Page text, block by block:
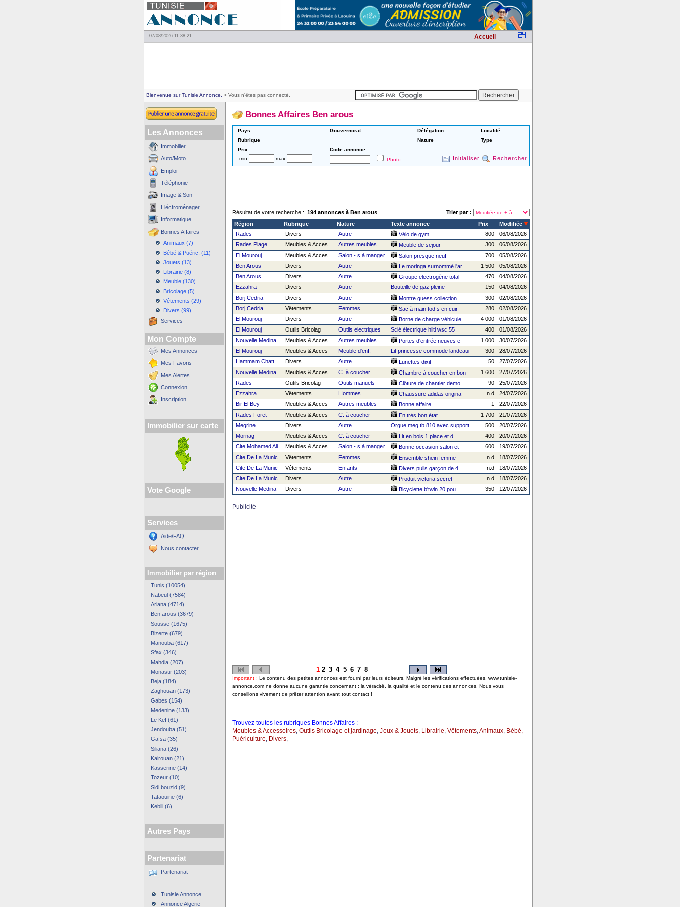
07/08/2026 11:38:21 Accueil
Bienvenue sur Tunisie Annonce. > Vous n'êtes pas connecté.
Les Annonces
Immobilier
Auto/Moto
Emploi
Téléphonie
Image & Son
Eléctroménager
Informatique
Bonnes Affaires
Animaux (7)
Bébé & Puéric. (11)
Jouets (13)
Librairie (8)
Meuble (130)
Bricolage (5)
Vêtements (29)
Divers (99)
Services
Mon Compte
Mes Annonces
Mes Favoris
Mes Alertes
Connexion
Inscription
Immobilier sur carte
Vote Google
Services
Aide/FAQ
Nous contacter
Immobilier par région
Tunis (10054)
Nabeul (7584)
Ariana (4714)
Ben arous (3679)
Sousse (1675)
Bizerte (679)
Manouba (617)
Sfax (346)
Mahdia (207)
Monastir (203)
Beja (184)
Zaghouan (173)
Gabes (154)
Medenine (133)
Le Kef (61)
Jendouba (51)
Gafsa (35)
Siliana (26)
Kairouan (21)
Kasserine (14)
Tozeur (10)
Sidi bouzid (9)
Tataouine (6)
Kebili (6)
Autres Pays
Partenariat
Partenariat
Tunisie Annonce
Annonce Algerie
Bonnes Affaires Ben arous
Pays Gouvernorat Délégation
Localité
Rubrique
Nature
Type
Prix
Code annonce
min
max Photo Initialiser Rechercher
Résultat de votre recherche : 194 annonces à Ben arous
Trier par :
Région
Rubrique Nature Texte annonce Prix
Modifiée
Rades
Divers Autre Vélo de gym 800
06/08/2026
Rades Plage
Meubles & Acces Autres meubles Meuble de sejour 300
06/08/2026
El Mourouj
Meubles & Acces Salon - s à manger Salon presque neuf 700
05/08/2026
Ben Arous
Divers Autre Le moringa surnommé l'ar 1 500
05/08/2026
Ben Arous
Divers Autre Groupe electrogène total 470
04/08/2026
Ezzahra
Divers Autre Bouteille de gaz pleine 150
04/08/2026
Borj Cedria
Divers Autre Montre guess collection 300
02/08/2026
Borj Cedria
Vêtements Femmes Sac à main tod s en cuir 280
02/08/2026
El Mourouj
Divers Autre Borne de charge véhicule 4 000
01/08/2026
El Mourouj
Outils Bricolag Outils electriques Scié électrique hilti wsc 55 400
01/08/2026
Nouvelle Medina
Meubles & Acces Autres meubles Portes d'entrée neuves e 1 000
30/07/2026
El Mourouj
Meubles & Acces Meuble d'enf. Lit princesse commode landeau 300
28/07/2026
Hammam Chatt
Divers Autre Lunettes dixit 50
27/07/2026
Nouvelle Medina
Meubles & Acces C. à coucher Chambre à coucher en bon 1 600
27/07/2026
Rades
Outils Bricolag Outils manuels Clôture de chantier demo 90
25/07/2026
Ezzahra
Vêtements Hommes Chaussure adidas origina n.d
24/07/2026
Bir El Bey
Meubles & Acces Autres meubles Bonne affaire 1
22/07/2026
Rades Foret
Meubles & Acces C. à coucher En très bon état 1 700
21/07/2026
Megrine
Divers Autre Orgue meg tb 810 avec support 500
20/07/2026
Mornag
Meubles & Acces C. à coucher Lit en bois 1 place et d 400
20/07/2026
Cite Mohamed Ali
Meubles & Acces Salon - s à manger Bonne occasion salon et 600
19/07/2026
Cite De La Munic
Vêtements Femmes Ensemble shein femme n.d
18/07/2026
Cite De La Munic
Vêtements Enfants Divers pulls garçon de 4 n.d
18/07/2026
Cite De La Munic
Divers Autre Produit victoria secret n.d
18/07/2026
Nouvelle Medina
Divers Autre Bicyclette b'twin 20 pou 350 12/07/2026
Publicité
1 2 3 4 5 6 7 8
Important : Le contenu des petites annonces est fourni par leurs éditeurs. Malgré les vérifications effectuées, www.tunisie-
annonce.com ne donne aucune garantie concernant : la véracité, la qualité et le contenu des annonces. Nous vous
conseillons vivement de prêter attention avant tout contact !
Trouvez toutes les rubriques Bonnes Affaires :
Meubles & Accessoires, Outils Bricolage et jardinage, Jeux & Jouets, Librairie, Vêtements,Animaux, Bébé,
Puériculture, Divers,